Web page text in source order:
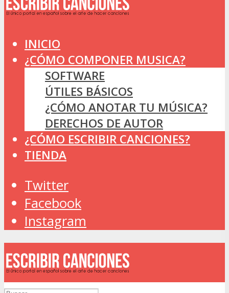
INICIO
¿CÓMO COMPONER MUSICA?
SOFTWARE
ÚTILES BÁSICOS
¿CÓMO ANOTAR TU MÚSICA?
DERECHOS DE AUTOR
¿CÓMO ESCRIBIR CANCIONES?
TIENDA
Twitter
Facebook
Instagram